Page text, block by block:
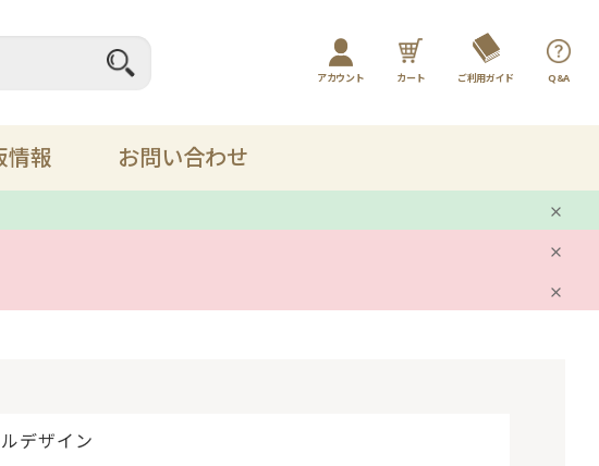
アカウント カート ご利用ガイド Q&A
備品
情報 お問い合わせ
デザイン